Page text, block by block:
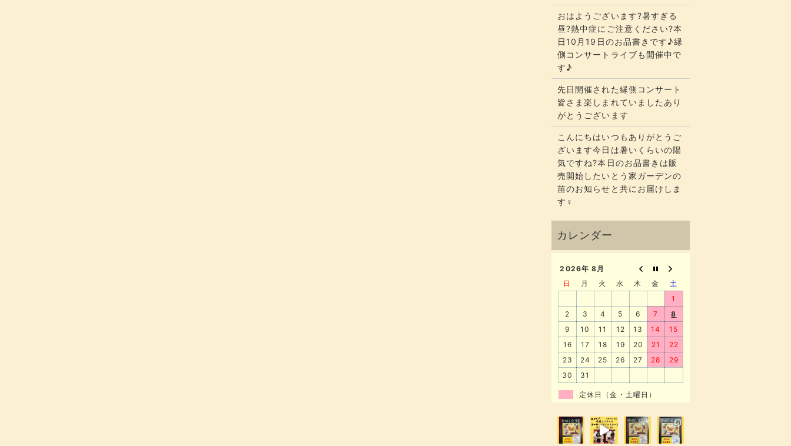
おはようございます?暑すぎる
昼?熱中症にご注意ください?本
日10月19日のお品書きです♪縁
側コンサートライブも開催中で
す♪
先日開催された縁側コンサート
皆さま楽しまれていましたあり
がとうございます
こんにちはいつもありがとうご
ざいます今日は暑いくらいの陽
気ですね?本日のお品書きは販
売開始したいとう家ガーデンの
苗のお知らせと共にお届けしま
す‍♀️
2026年 8月
日
月 火 水 木 金
土
1
2
3 4 5 6 7
8
9
10 11 12 13 14
15
16
17 18 19 20 21
22
23
24 25 26 27 28
29
30
31
定休日（金・土曜日）